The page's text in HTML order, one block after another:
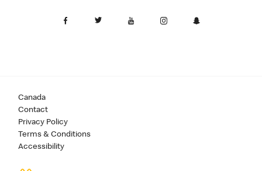
Canada
Contact
Privacy Policy
Terms & Conditions
Accessibility